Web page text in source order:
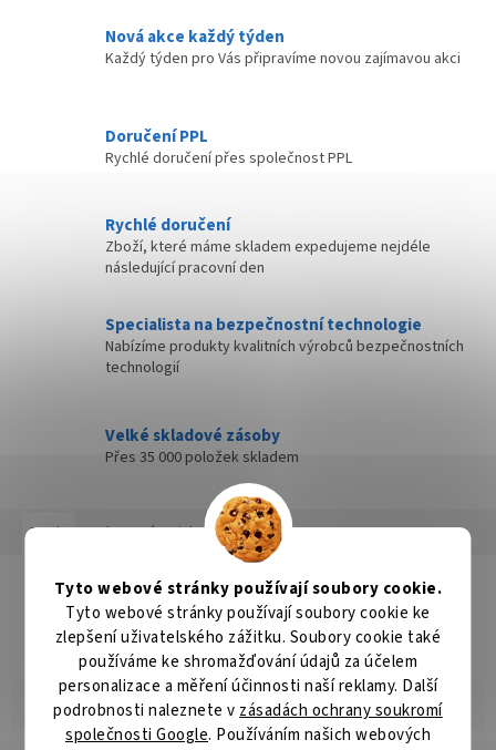
Tyto webové stránky používají soubory cookie.
Tyto webové stránky používají soubory cookie ke
zlepšení uživatelského zážitku. Soubory cookie také
používáme ke shromažďování údajů za účelem
personalizace a měření účinnosti naší reklamy. Další
podrobnosti naleznete v zásadách ochrany soukromí
společnosti Google. Používáním našich webových
Nová akce každý týden
Každý týden pro Vás připravíme novou zajímavou akci
Doručení PPL
Rychlé doručení přes společnost PPL
Rychlé doručení
Zboží, které máme skladem expedujeme nejdéle
následující pracovní den
Specialista na bezpečnostní technologie
Nabízíme produkty kvalitních výrobců bezpečnostních
technologií
Velké skladové zásoby
Přes 35 000 položek skladem
Popis Hodnocení Diskuze
Detailní popis produktu
SPONA 417724-5